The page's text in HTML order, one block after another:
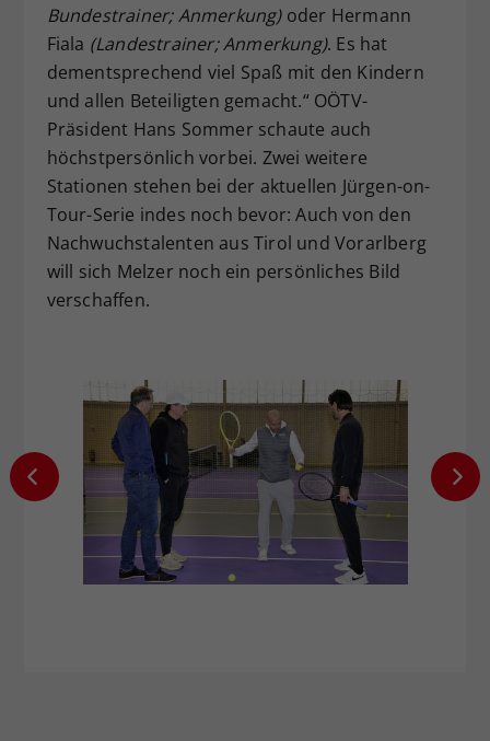
Bundestrainer; Anmerkung)oder Hermann
Fiala (Landestrainer; Anmerkung). Es hat
dementsprechend viel Spaß mit den Kindern
und allen Beteiligten gemacht.“ OÖTV-
Präsident Hans Sommer schaute auch
höchstpersönlich vorbei. Zwei weitere
Stationen stehen bei der aktuellen Jürgen-on-
Tour-Serie indes noch bevor: Auch von den
Nachwuchstalenten aus Tirol und Vorarlberg
will sich Melzer noch ein persönliches Bild
verschaffen.